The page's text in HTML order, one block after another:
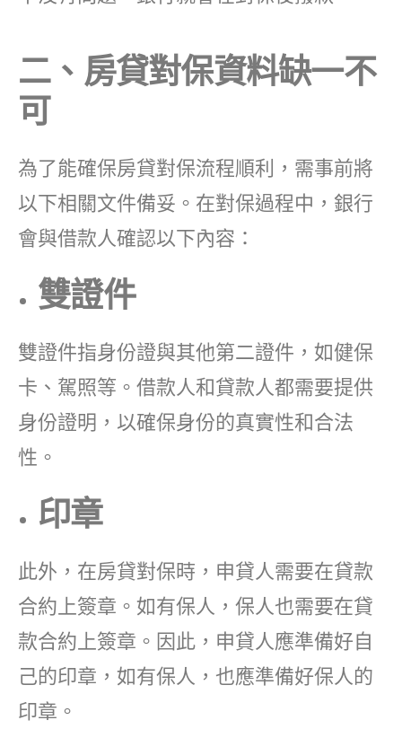
二、房貸對保資料缺一不
可
為了能確保房貸對保流程順利，需事前將
以下相關文件備妥。在對保過程中，銀行
會與借款人確認以下內容：
雙證件
雙證件指身份證與其他第二證件，如健保
卡、駕照等。借款人和貸款人都需要提供
身份證明，以確保身份的真實性和合法
性。
印章
此外，在房貸對保時，申貸人需要在貸款
合約上簽章。如有保人，保人也需要在貸
款合約上簽章。因此，申貸人應準備好自
己的印章，如有保人，也應準備好保人的
印章。